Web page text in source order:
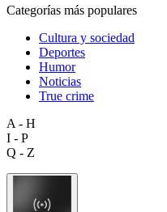
Categorías más populares
Cultura y sociedad
Deportes
Humor
Noticias
True crime
A - H
I - P
Q - Z